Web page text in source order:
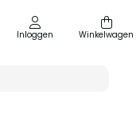
Inloggen Winkelwagen